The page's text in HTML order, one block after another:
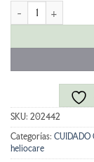
HELIOCARE 360º
SKU: 202442
Categorías: CUIDADO
heliocare